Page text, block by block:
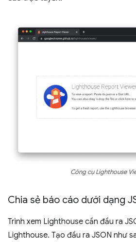
Công cụ Lighthouse
Chia sẻ báo cáo dưới dạng
Trình xem Lighthouse cần đầu ra
Lighthouse. Tạo đầu ra JSON như